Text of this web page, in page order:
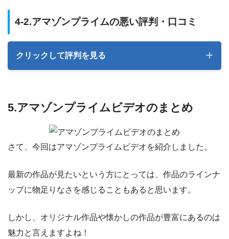
アニメもたくさん観れる
タイトル
んでもって明日退院になった!!とても楽しい時間だったな
のときだったわー。隣の人も私より遅く来たのに今日帰っ
てった（笑）
続きを読む
4-2.アマゾンプライムの悪い評判・口コミ
クリックして評判を見る
ちょっと勧誘が強引かも
タイトル
アマゾンプライム の会員誘導って強引すぎね？あれ規約キ
続きを読む
5.アマゾンプライムビデオのまとめ
さて、今回はアマゾンプライムビデオを紹介しました。
最新の作品が見たいという方にとっては、作品のラインナ
ップに物足りなさを感じることもあると思います。
しかし、オリジナル作品や懐かしの作品が豊富にあるのは
魅力と言えますよね！